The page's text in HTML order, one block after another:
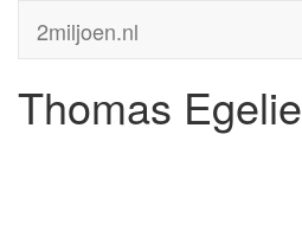
2miljoen.nl
Thomas Egelie